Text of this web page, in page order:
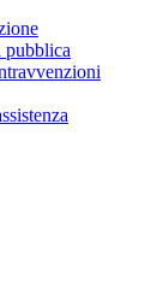
pubblica